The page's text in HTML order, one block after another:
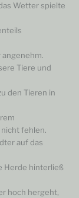
Wetter spielte
Tiere und
den Tieren in
nicht fehlen.
auf das
Herde hinterließ
hoch hergeht,